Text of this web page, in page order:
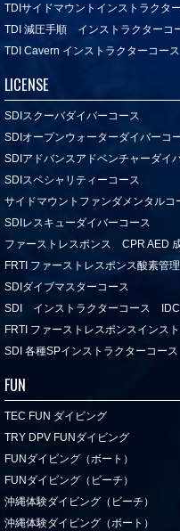
TDIサイドマウントインストラクタ
TDI 減圧手順 インストラクターコ
TDI Cavern インストラクターコース
LICENSE
SDIスクーバダイバーコース
SDIオープンウォーターダイバーコ
SDIアドバンスアドベンチャーダイ
SDIスペシャリティーコース
サイドマウントファンダメンタルコ
SDIレスキューダイバーコース
ファーストレスポンス CPR AED
FRTI ファーストレスポンス酸素管
SDIダイブマスターコース
SDI インストラクターコース
FRTI ファーストレスポンスインス
SDI 各種SPインストラクターコース
FUN
TEC FUN ダイビング
TRY DPV FUNダイビング
FUNダイビング（ボート）
FUNダイビング（ビーチ）
沖縄体験ダイビング（ビーチ）
沖縄体験ダイビング（ボート）